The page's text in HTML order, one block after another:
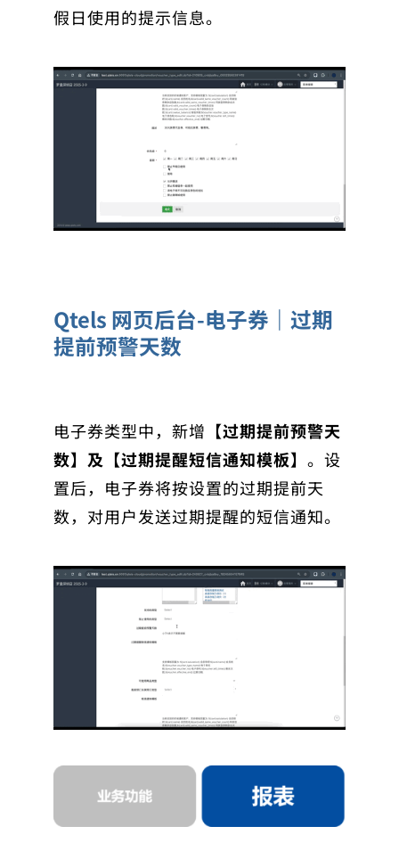
假日使用的提示信息。
Qtels 网页后台-电子券｜过期
提前预警天数
电子券类型中，新增 【过期提前预警天
数】及【过期提醒短信通知模板】 。设
置后，电子券将按设置的过期提前天
数，对用户发送过期提醒的短信通知。